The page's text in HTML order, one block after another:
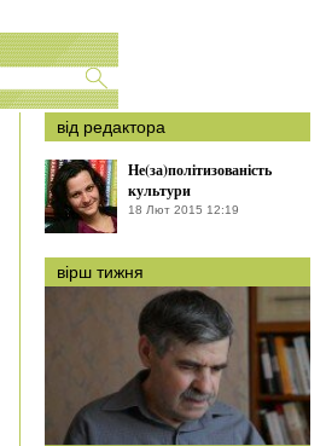
від редактора
Не(за)політизованість
культури
18 Лют 2015 12:19
вірш тижня